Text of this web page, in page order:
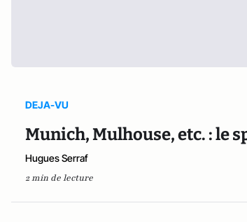
DEJA-VU
Munich, Mulhouse, etc. : le
Hugues Serraf
2 min de lecture